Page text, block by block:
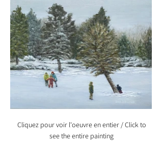
Cliquez pour voir l'oeuvre en entier / Click to
see the entire painting